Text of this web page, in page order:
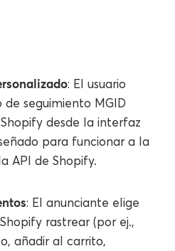
: El usuario
de seguimiento MGID
desde la interfaz
para funcionar a la
API de Shopify.
: El anunciante elige
rastrear (por ej.,
añadir al carrito,